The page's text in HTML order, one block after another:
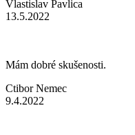
Vlastislav Pavlica
13.5.2022
Mám dobré skušenosti.
Ctibor Nemec
9.4.2022